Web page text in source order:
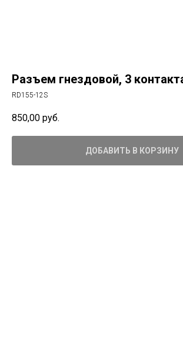
Разъем гнездовой, 3
RD155-12S
850,00 руб.
ДОБАВИТЬ В КОРЗИНУ